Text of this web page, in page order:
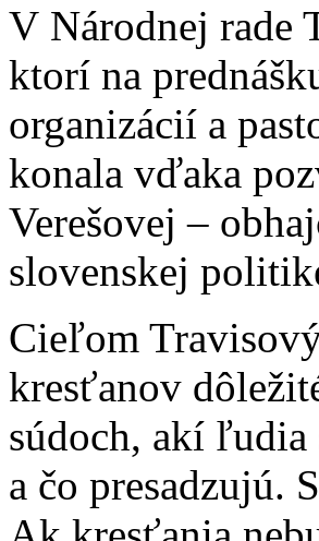
V Národnej rade
ktorí na
organizácií a
konala vďaka
Verešovej –
slovenskej
Cieľom
kresťanov
súdoch, akí ľudia
a čo presadzujú.